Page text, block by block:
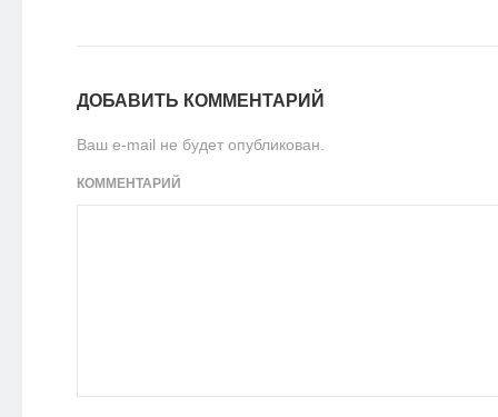
ДОБАВИТЬ КОММЕНТАРИЙ
Ваш e-mail не будет опубликован.
КОММЕНТАРИЙ